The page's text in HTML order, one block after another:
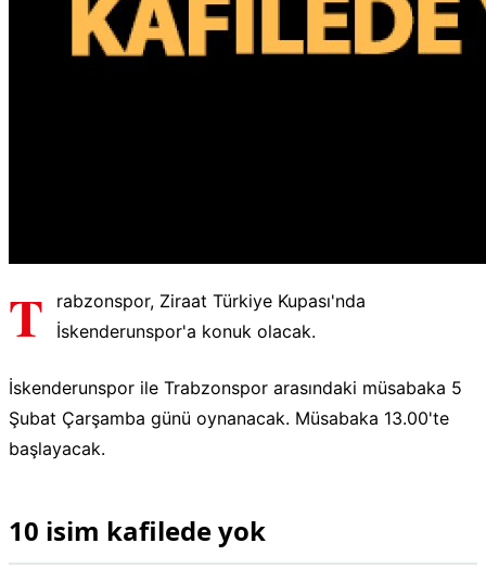
T
rabzonspor, Ziraat Türkiye Kupası'nda
İskenderunspor'a konuk olacak.
İskenderunspor ile Trabzonspor arasındaki müsabaka 5
Şubat Çarşamba günü oynanacak. Müsabaka 13.00'te
başlayacak.
10 isim kafilede yok